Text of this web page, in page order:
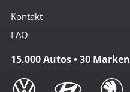
Kontakt
FAQ
15.000 Autos • 30 Marken